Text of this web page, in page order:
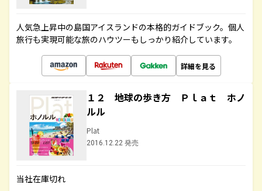
人気急上昇中の島国アイスランドの本格的ガイドブック。個人
旅行も実現可能な旅のハウツーもしっかり紹介しています。
詳細を見る
１２ 地球の歩き方 Ｐｌａｔ ホノ
ルル
Plat
2016.12.22 発売
当社在庫切れ